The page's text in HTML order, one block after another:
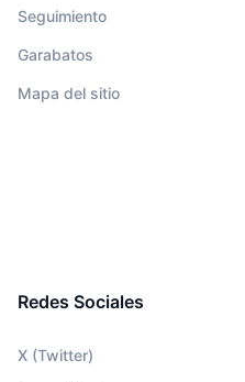
Seguimiento
Garabatos
Mapa del sitio
Redes Sociales
X (Twitter)